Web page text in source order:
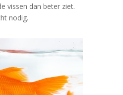
vissen dan beter ziet.
nodig.